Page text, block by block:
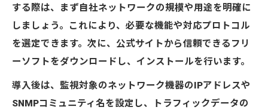
する際は、まず自社ネットワークの規模や用途を明確に
しましょう。これにより、必要な機能や対応プロトコル
を選定できます。次に、公式サイトから信頼できるフリ
ーソフトをダウンロードし、インストールを行います。
導入後は、監視対象のネットワーク機器のIPアドレスや
SNMPコミュニティ名を設定し、トラフィックデータの